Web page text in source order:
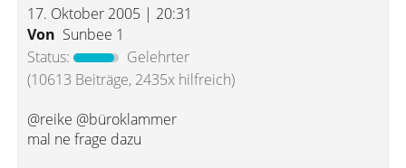
17. Oktober 2005 | 20:31
Von Sunbee 1
Status:
Gelehrter
(10613 Beiträge, 2435x hilfreich)
@reike @büroklammer
mal ne frage dazu